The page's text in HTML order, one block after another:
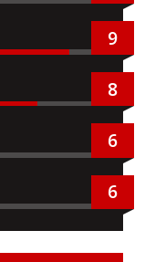
9
8
6
6